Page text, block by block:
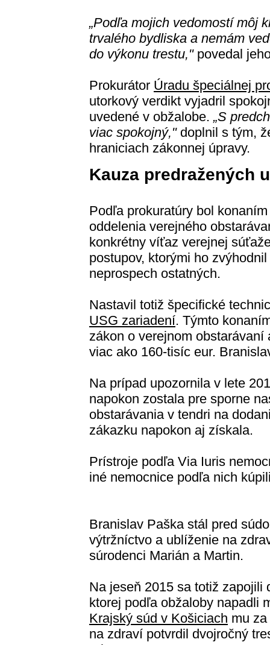
„Podľa mojich vedomostí môj
trvalého bydliska a nemám
do výkonu trestu,"povedal
Prokurátor Úradu špeciálnej
utorkový verdikt vyjadril
uvedené v obžalobe. „S
viac spokojný,"doplnil s tým,
hraniciach zákonnej úpravy.
Kauza predražených
Podľa prokuratúry bol
oddelenia verejného
konkrétny víťaz verejnej
postupov, ktorými ho
neprospech ostatných.
Nastavil totiž špecifické
USG zariadení. Týmto
zákon o verejnom
viac ako 160-tisíc eur.
Na prípad upozornila v lete
napokon zostala pre sporne
obstarávania v tendri na
zákazku napokon aj získala.
Prístroje podľa Via Iuris
iné nemocnice podľa nich
Branislav Paška stál pred
výtržníctvo a ublíženie na
súrodenci Marián a Martin.
Na jeseň 2015 sa totiž
ktorej podľa obžaloby napadli
Krajský súd v Košiciach mu
na zdraví potvrdil dvojročný